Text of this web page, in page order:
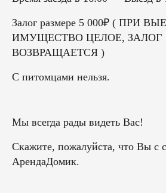
Залог размере 5 000₽ ( ПРИ
ИМУЩЕСТВО ЦЕЛОЕ, ЗАЛОГ
ВОЗВРАЩАЕТСЯ )
С питомцами нельзя.
Мы всегда рады видеть Вас!
Скажите, пожалуйста, что Вы с
АрендаДомик.